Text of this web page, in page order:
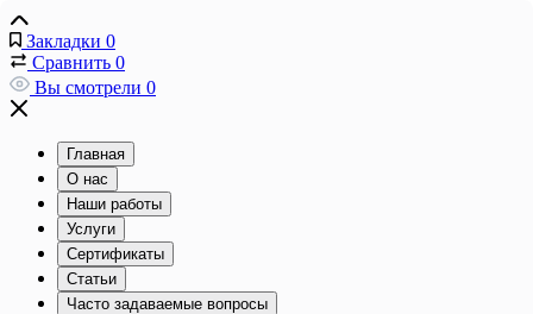
Закладки 0
Сравнить 0
Вы смотрели 0
Главная
О нас
Наши работы
Услуги
Сертификаты
Статьи
Часто задаваемые вопросы